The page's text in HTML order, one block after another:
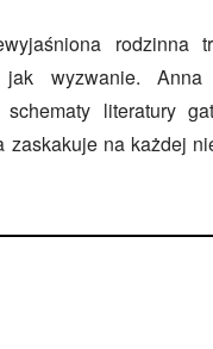
wyzwanie. Anna
literatury
zaskakuje na każdej